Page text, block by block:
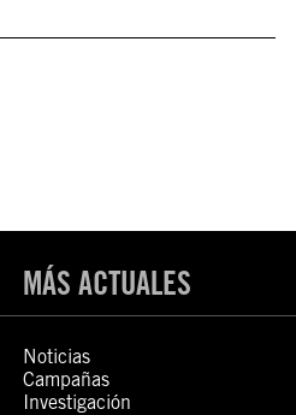
MÁS ACTUALES
Noticias
Campañas
Investigación